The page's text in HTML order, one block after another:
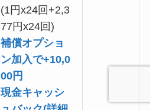
(1円x24回+2,3
77円x24回)
補償オプショ
ン加入で+10,0
00円
現金キャッシ